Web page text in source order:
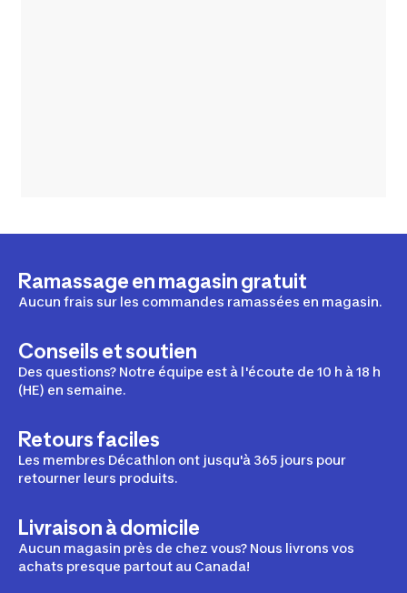
Ramassage en magasin gratuit
Aucun frais sur les commandes ramassées en magasin.
Conseils et soutien
Des questions? Notre équipe est à l'écoute de 10 h à 18 h
(HE) en semaine.
Retours faciles
Les membres Décathlon ont jusqu'à 365 jours pour
retourner leurs produits.
Livraison à domicile
Aucun magasin près de chez vous? Nous livrons vos
achats presque partout au Canada!